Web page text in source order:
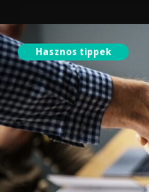
Hasznos tippek